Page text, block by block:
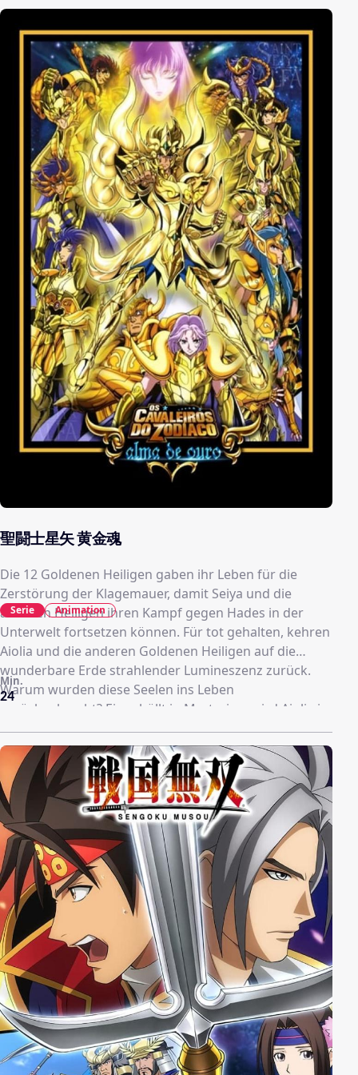
beiden nichts darüber, dabei hatte er sich auf einen
Kampf gefreut. Als Boo ihn dann auch noch erzürnt,
schwört er die Erde auszulöschen. Nun liegt es erneut
an Son Goku, den Gott der Zerstörung aufzuhalten
und die Vernichtung des Planeten zu verhindern …
聖闘士星矢 黄金魂
Die 12 Goldenen Heiligen gaben ihr Leben für die
Zerstörung der Klagemauer, damit Seiya und die
anderen Heiligen ihren Kampf gegen Hades in der
Unterwelt fortsetzen können. Für tot gehalten, kehren
Aiolia und die anderen Goldenen Heiligen auf die
wunderbare Erde strahlender Lumineszenz zurück.
Warum wurden diese Seelen ins Leben
zurückgebracht? Eingehüllt in Mysterien, wird Aiolia in
ein Duell gerissen. Als er sein Cosmo bis zur Grenze
verbrennt... erlebt Leo, wie sich sein Cosmo verändert.
2015 wird das Goldene Cosmo wiederauferstehen.
24
Min.
Serie Animation